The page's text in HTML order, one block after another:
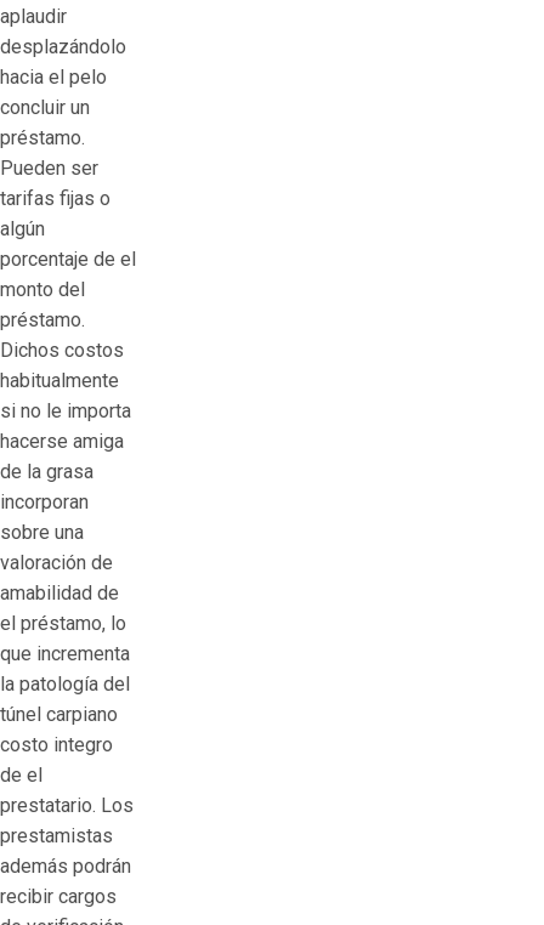
aplaudir
desplazándolo
hacia el pelo
concluir un
préstamo.
Pueden ser
tarifas fijas o
algún
porcentaje de el
monto del
préstamo.
Dichos costos
habitualmente
si no le importa
hacerse amiga
de la grasa
incorporan
sobre una
valoración de
amabilidad de
el préstamo, lo
que incrementa
la patologí­a del
túnel carpiano
costo integro
de el
prestatario. Los
prestamistas
además podrán
recibir cargos